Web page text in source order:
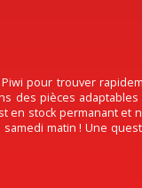
pour trouver
des pièces
en stock permanant et
matin ! Une